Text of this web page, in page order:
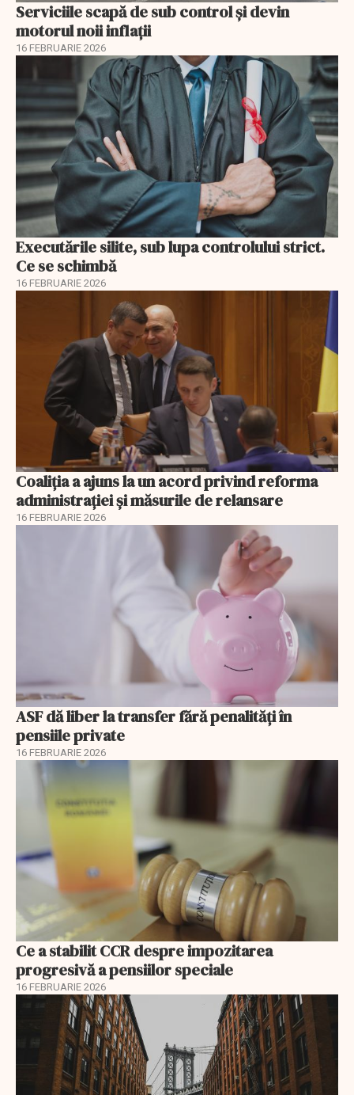
Serviciile scapă de sub control și devin
motorul noii inflații
16 FEBRUARIE 2026
Executările silite, sub lupa controlului strict.
Ce se schimbă
16 FEBRUARIE 2026
Coaliția a ajuns la un acord privind reforma
administrației și măsurile de relansare
16 FEBRUARIE 2026
ASF dă liber la transfer fără penalități în
pensiile private
16 FEBRUARIE 2026
Ce a stabilit CCR despre impozitarea
progresivă a pensiilor speciale
16 FEBRUARIE 2026